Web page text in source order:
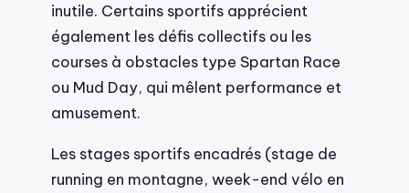
inutile. Certains sportifs apprécient
également les défis collectifs ou les
courses à obstacles type Spartan Race
ou Mud Day, qui mêlent performance et
amusement.
Les stages sportifs encadrés (stage de
running en montagne, week-end vélo en